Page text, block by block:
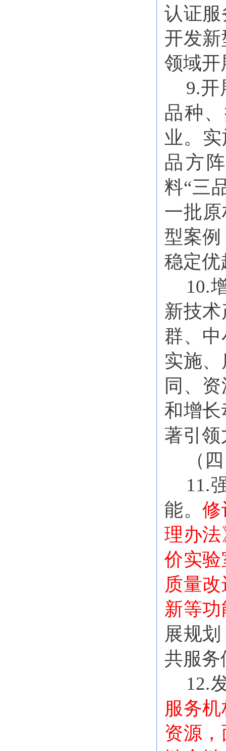
认证
开发
领域开
9.开
品种
业。
品方
料“三
一批
型案
稳定优
10.
新技
群、
实施
同、
和增
著引领
（
11.
能。修
理办
价实
质量
新等
展规
共服务
12.
服务
资源